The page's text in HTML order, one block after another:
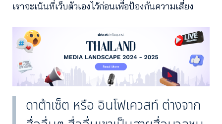
เราจะเน้นที่เว็บตัวเองไว้ก่อนเพื่อป้องกันความเสี่ยง
ดาต้าเซ็ต หรือ อินโฟเควสท์ ต่างจาก